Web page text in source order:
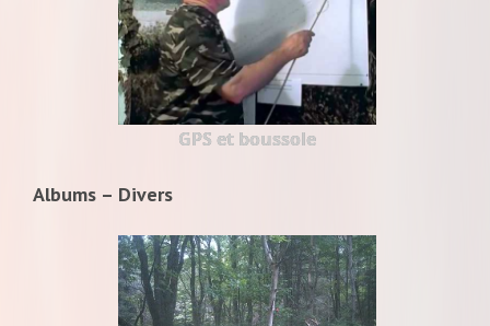
GPS et boussole
Albums – Divers